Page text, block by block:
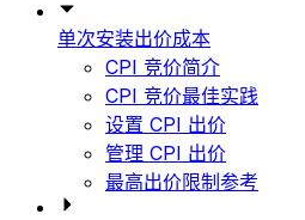
单次安装出价成本
CPI 竞价简介
CPI 竞价最佳实践
设置 CPI 出价
管理 CPI 出价
最高出价限制参考